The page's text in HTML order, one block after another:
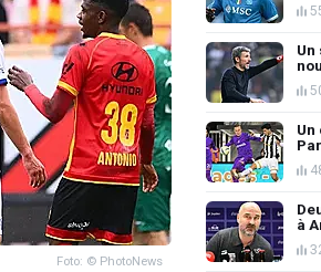
Foto: © PhotoNews
Un
Un
à